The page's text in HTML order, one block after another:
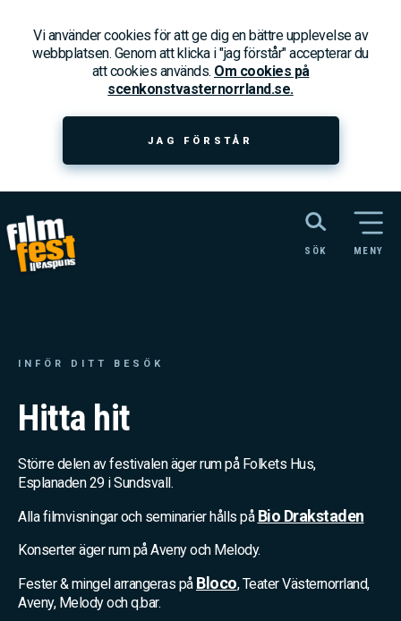
Vi använder cookies för att ge dig en bättre upplevelse av
webbplatsen. Genom att klicka i "jag förstår" accepterar du
att cookies används. Om cookies på
scenkonstvasternorrland.se.
JAG FÖRSTÅR
SÖK MENY
INFÖR DITT BESÖK
Hitta hit
Större delen av festivalen äger rum på Folkets Hus,
Esplanaden 29 i Sundsvall.
Alla filmvisningar och seminarier hålls på Bio Drakstaden
Konserter äger rum på Aveny och Melody.
Fester & mingel arrangeras på Bloco, Teater Västernorrland,
Aveny, Melody och q.bar.